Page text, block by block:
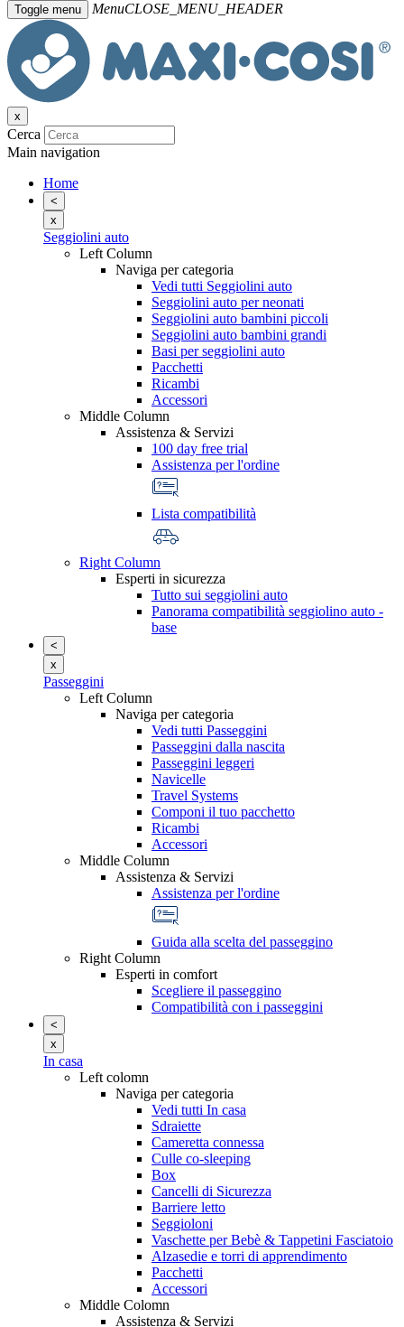
Toggle menu MenuCLOSE_MENU_HEADER
x
Cerca
Main navigation
Home
<
x
Seggiolini auto
Left Column
Naviga per categoria
Vedi tutti Seggiolini auto
Seggiolini auto per neonati
Seggiolini auto bambini piccoli
Seggiolini auto bambini grandi
Basi per seggiolini auto
Pacchetti
Ricambi
Accessori
Middle Column
Assistenza & Servizi
100 day free trial
Assistenza per l'ordine
Lista compatibilità
Right Column
Esperti in sicurezza
Tutto sui seggiolini auto
Panorama compatibilità seggiolino auto -
base
<
x
Passeggini
Left Column
Naviga per categoria
Vedi tutti Passeggini
Passeggini dalla nascita
Passeggini leggeri
Navicelle
Travel Systems
Componi il tuo pacchetto
Ricambi
Accessori
Middle Column
Assistenza & Servizi
Assistenza per l'ordine
Guida alla scelta del passeggino
Right Column
Esperti in comfort
Scegliere il passeggino
Compatibilità con i passeggini
<
x
In casa
Left colomn
Naviga per categoria
Vedi tutti In casa
Sdraiette
Cameretta connessa
Culle co-sleeping
Box
Cancelli di Sicurezza
Barriere letto
Seggioloni
Vaschette per Bebè & Tappetini Fasciatoio
Alzasedie e torri di apprendimento
Pacchetti
Accessori
Middle Colomn
Assistenza & Servizi